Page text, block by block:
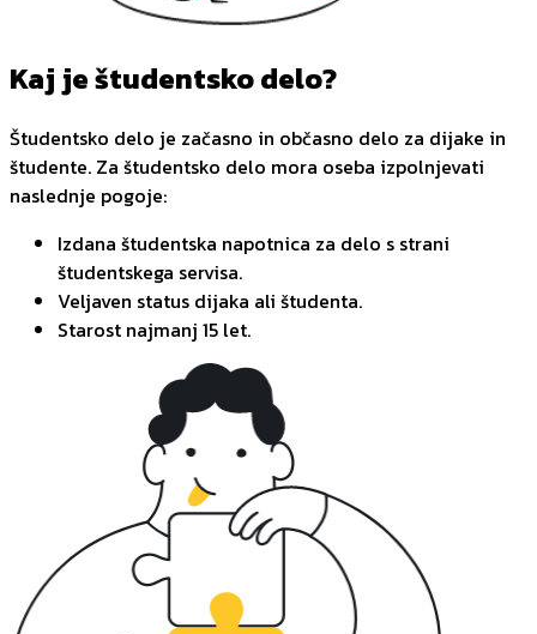
Kaj je študentsko delo?
Študentsko delo je začasno in občasno delo za dijake in
študente. Za študentsko delo mora oseba izpolnjevati
naslednje pogoje:
Izdana študentska napotnica za delo s strani
študentskega servisa.
Veljaven status dijaka ali študenta.
Starost najmanj 15 let.